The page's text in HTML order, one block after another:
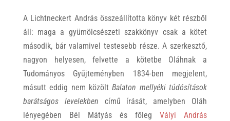
A Lichtneckert András összeállította könyv két részből
áll: maga a gyümölcsészeti szakkönyv csak a kötet
második, bár valamivel testesebb része. A szerkesztő,
nagyon helyesen, felvette a kötetbe Oláhnak a
Tudományos Gyűjteményben 1834-ben megjelent,
másutt eddig nem közöltBalaton mellyéki túdósítások
barátságos levelekben című írását, amelyben Oláh
lényegében Bél Mátyás és főlegVályi András